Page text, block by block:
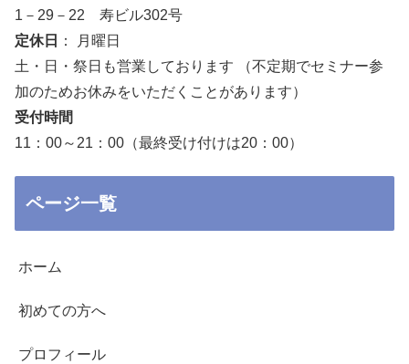
1－29－22 寿ビル302号
定休日
： 月曜日
土・日・祭日も営業しております （不定期でセミナー参
加のためお休みをいただくことがあります）
受付時間
11：00～21：00（最終受け付けは20：00）
ページ一覧
ホーム
初めての方へ
プロフィール